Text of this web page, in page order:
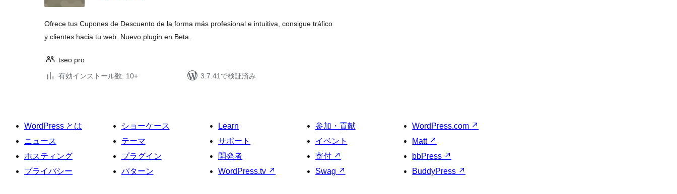
Ofrece tus Cupones de Descuento de la forma más profesional e intuitiva, consigue tráfico
y clientes hacia tu web. Nuevo plugin en Beta.
tseo.pro
有効インストール数: 10+
3.7.41で検証済み
WordPress とは
ニュース
ホスティング
プライバシー
ショーケース
テーマ
プラグイン
パターン
Learn
サポート
開発者
WordPress.tv ↗
参加・貢献
イベント
寄付 ↗
Swag ↗
WordPress.com ↗
Matt ↗
bbPress ↗
BuddyPress ↗